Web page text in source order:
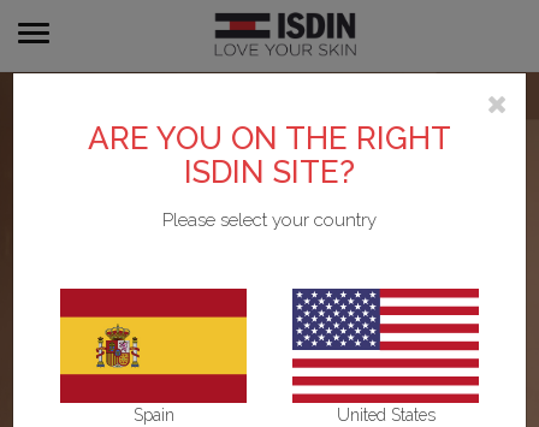
Toggle
ARE YOU ON THE RIGHT
ISDIN SITE?
Please select your country
Spain United States